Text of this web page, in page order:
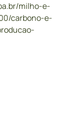
milho-e-
carbono-e-